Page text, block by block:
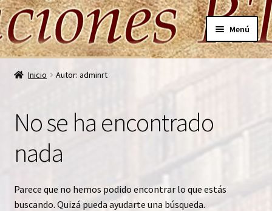
Ir
a
la
navegación
Ir
al
contenido
Menú
Inicio
Finalizar compra
Mi cuenta
Nuestros Autores
Inicio Autor: adminrt
No se ha encontrado
nada
Parece que no hemos podido encontrar lo que estás
buscando. Quizá pueda ayudarte una búsqueda.